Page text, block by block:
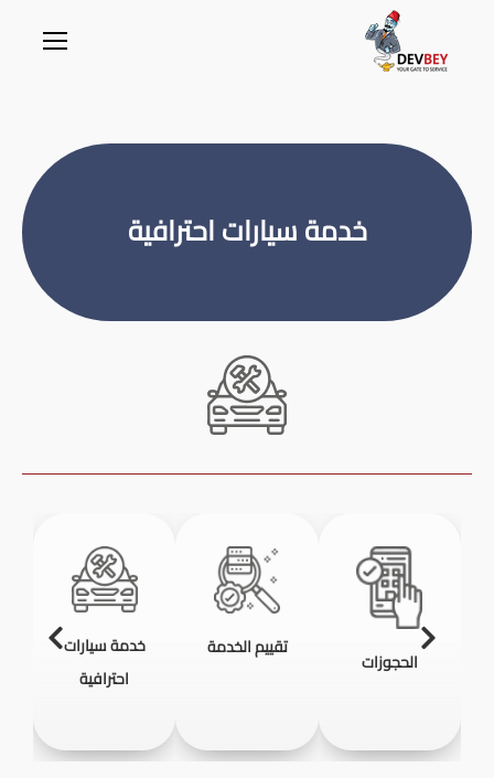
خدمة سيارات احترافية
الحجوزات
تقييم الخدمة
خدمة سيارات
احترافية